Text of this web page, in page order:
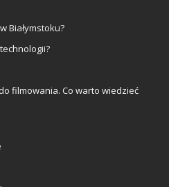
Białymstoku?
filmowania. Co warto wiedzieć